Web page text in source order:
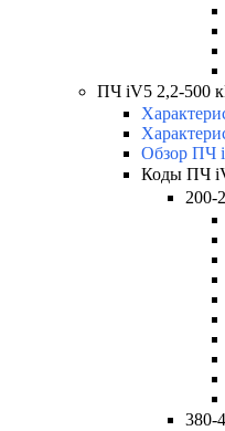
ПЧ iV5 2,2-500
Обзор ПЧ
Коды ПЧ
200-
380-